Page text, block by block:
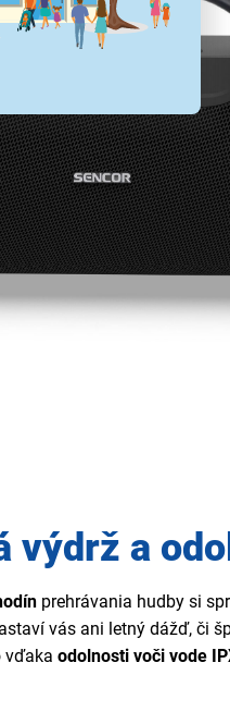
výdrž a
prehrávania hudby si
vás ani letný dážď, či
vďakaodolnosti voči vode